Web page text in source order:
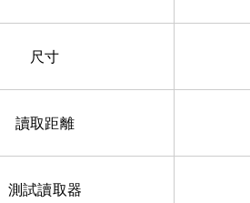
尺寸
讀取距離
測試讀取器